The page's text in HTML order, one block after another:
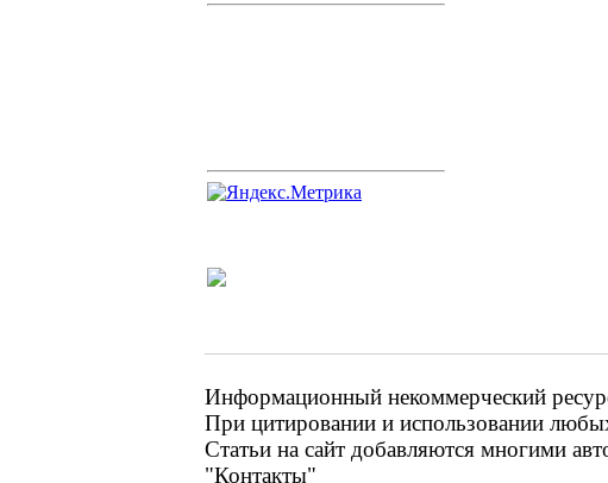
Информационный некоммерческий
При цитировании и использовании
Статьи на сайт добавляются многими
"Контакты"